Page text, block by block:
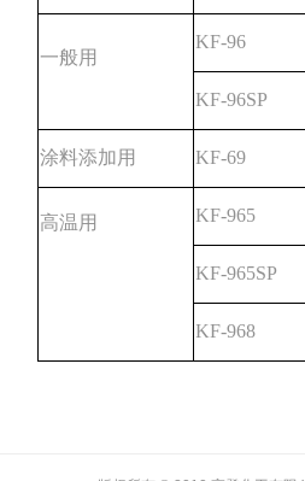
一般用
KF-96
KF-96SP
涂料添加用 KF-
高温用 KF-965
KF-965SP
KF-968